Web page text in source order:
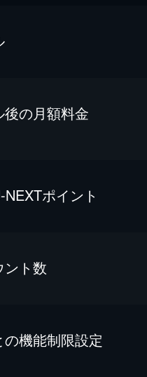
の⽉額料金
ポイント
ント数
機能制限設定